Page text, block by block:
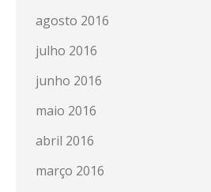
agosto 2016
julho 2016
junho 2016
maio 2016
abril 2016
março 2016